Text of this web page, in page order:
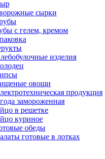
сырки
с гелем, кремом
изделия
овощи
продукция
замороженная
в решетке
куриное
обеды
готовые в лотках